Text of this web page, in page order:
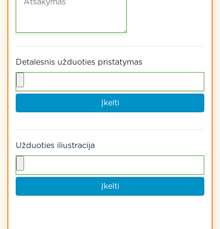
Detalesnis užduoties pristatymas
Įkelti
Užduoties iliustracija
Įkelti